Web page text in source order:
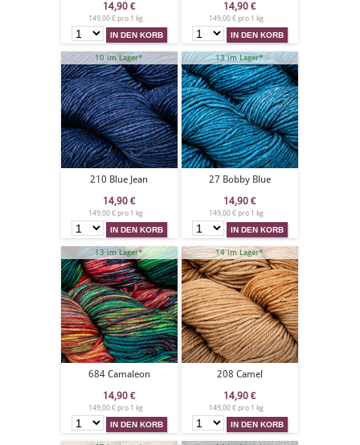
14,90 €
149,00 € pro 1 kg
14,90 €
149,00 € pro 1 kg
10 im Lager*
210 Blue Jean
14,90 €
149,00 € pro 1 kg
13 im Lager*
27 Bobby Blue
14,90 €
149,00 € pro 1 kg
13 im Lager*
684 Camaleon
14,90 €
149,00 € pro 1 kg
14 im Lager*
208 Camel
14,90 €
149,00 € pro 1 kg